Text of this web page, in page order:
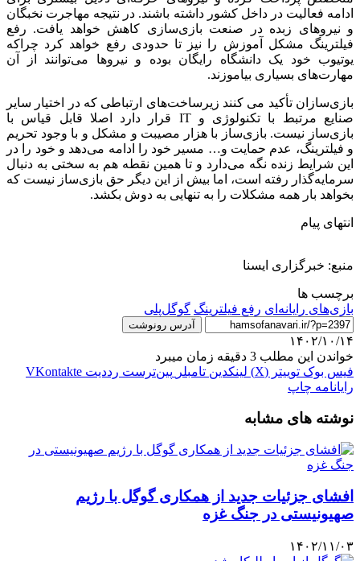
ادامه فعالیت در داخل کشور داشته باشند. در نتیجه مهاجرت نخبگان
و نیروهای زبده در صنعت بازی‌سازی کاهش خواهد یافت. رفع
فیلترینگ مشکل آموزش را نیز تا حدودی رفع خواهد کرد چراکه
یوتیوب خود یک دانشگاه رایگان بوده و نیروها می‌توانند از آن
مهارت‌های بسیاری بیاموزند.
بازی‌سازان تأکید می کنند زیرساخت‌های ارتباطی که در اختیار سایر
صنایع مرتبط با تکنولوژی و IT قرار دارد اصلا قابل قیاس با
بازی‌ساز نیست. بازی‌ساز با هزار مصیبت و مشکل و با وجود تحریم
و فیلترینگ، عدم حمایت و… مسیر خود را ادامه می‌دهد و خود را در
این شرایط زنده نگه می‌دارد و تا همین نقطه هم به سختی به دنبال
سرمایه‌گذار رفته است، اما بیش از این دیگر حق بازی‌ساز نیست که
بخواهد بار همه مشکلات را به تنهایی به دوش بکشد.
انتهای پیام
منبع: خبرگزاری ایسنا
برچسب ها
بازی‌های رایانه‌ای رفع فیلترینگ گوگل‌‌‌‌‌‌پلی
آدرس رونوشت
۱۴۰۲/۱۰/۱۴
خواندن این مطلب 3 دقیقه زمان میبرد
فیس بوک توییتر (X) لینکدین ‫تامبلر ‫پین‌ترست ‫رددیت ‫VKontakte
رایانامه چاپ
نوشته های مشابه
افشای جزئیات جدید از همکاری گوگل با رژیم
صهیونیستی در جنگ غزه
۱۴۰۲/۱۱/۰۳